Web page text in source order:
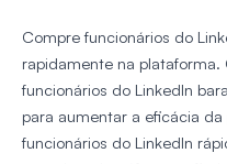
Compre funcionários do
rapidamente na
funcionários do LinkedIn
para aumentar a eficácia
funcionários do LinkedIn